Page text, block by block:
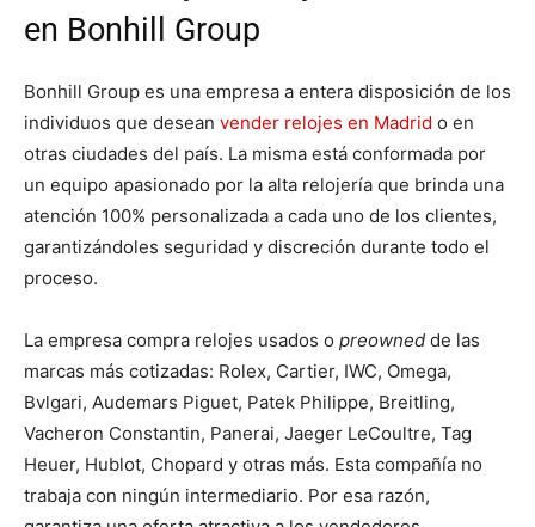
en Bonhill Group
Bonhill Group es una empresa a entera disposición de los
individuos que desean vender relojes en Madrid o en
otras ciudades del país. La misma está conformada por
un equipo apasionado por la alta relojería que brinda una
atención 100% personalizada a cada uno de los clientes,
garantizándoles seguridad y discreción durante todo el
proceso.
La empresa compra relojes usados o preowned de las
marcas más cotizadas: Rolex, Cartier, IWC, Omega,
Bvlgari, Audemars Piguet, Patek Philippe, Breitling,
Vacheron Constantin, Panerai, Jaeger LeCoultre, Tag
Heuer, Hublot, Chopard y otras más. Esta compañía no
trabaja con ningún intermediario. Por esa razón,